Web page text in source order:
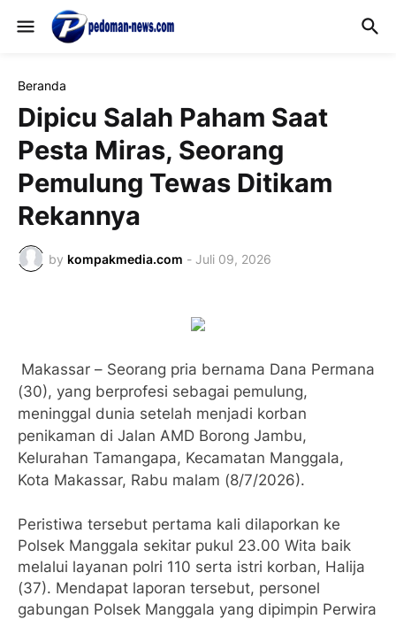
Beranda
Dipicu Salah Paham Saat
Pesta Miras, Seorang
Pemulung Tewas Ditikam
Rekannya
by kompakmedia.com - Juli 09, 2026
Makassar – Seorang pria bernama Dana Permana
(30), yang berprofesi sebagai pemulung,
meninggal dunia setelah menjadi korban
penikaman di Jalan AMD Borong Jambu,
Kelurahan Tamangapa, Kecamatan Manggala,
Kota Makassar, Rabu malam (8/7/2026).
Peristiwa tersebut pertama kali dilaporkan ke
Polsek Manggala sekitar pukul 23.00 Wita baik
melalui layanan polri 110 serta istri korban, Halija
(37). Mendapat laporan tersebut, personel
gabungan Polsek Manggala yang dipimpin Perwira